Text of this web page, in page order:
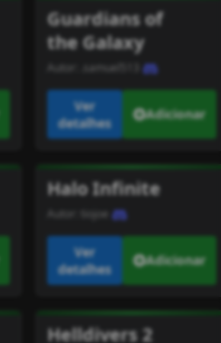
Guardians of
the Galaxy
Autor: .samuel513
Ver
detalhes
Adicionar
Halo Infinite
Autor: tiojoe
Ver
detalhes
Adicionar
Helldivers 2